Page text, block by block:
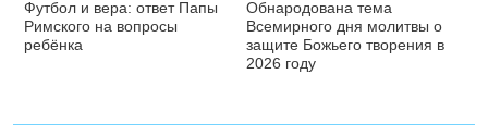
Футбол и вера: ответ Папы
Римского на вопросы
ребёнка
Обнародована тема
Всемирного дня молитвы о
защите Божьего творения в
2026 году